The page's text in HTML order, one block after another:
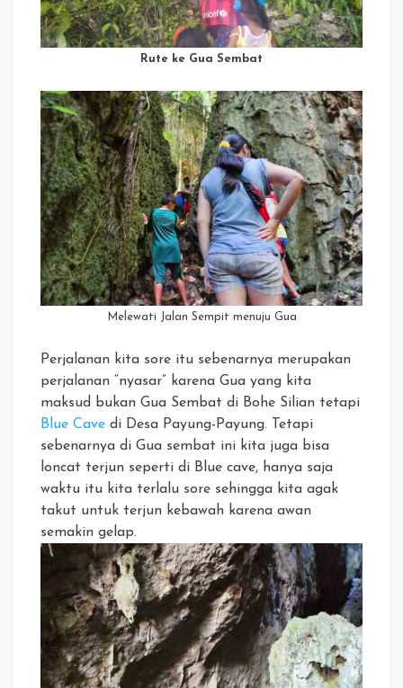
Rute ke Gua Sembat
Melewati Jalan Sempit menuju Gua
Perjalanan kita sore itu sebenarnya merupakan
perjalanan “nyasar” karena Gua yang kita
maksud bukan Gua Sembat di Bohe Silian tetapi
Blue Cave di Desa Payung-Payung. Tetapi
sebenarnya di Gua sembat ini kita juga bisa
loncat terjun seperti di Blue cave, hanya saja
waktu itu kita terlalu sore sehingga kita agak
takut untuk terjun kebawah karena awan
semakin gelap.